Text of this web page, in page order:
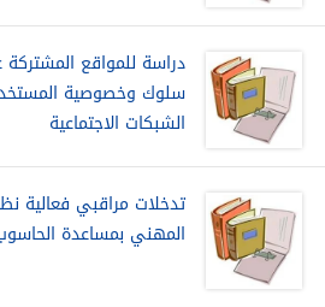
دراسة للمواقع
سلوك وخصوصية
الشبكات الاجتماعية
تدخلات مراقبي فعالية
المهني بمساعدة